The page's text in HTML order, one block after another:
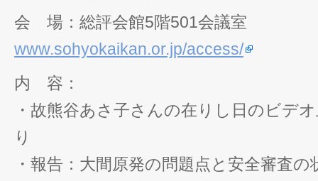
会 場：総評会館5階501会議室
www.sohyokaikan.or.jp/access/
内 容：
・故熊谷あさ子さんの在りし日のビデ
り
・報告：大間原発の問題点と安全審査